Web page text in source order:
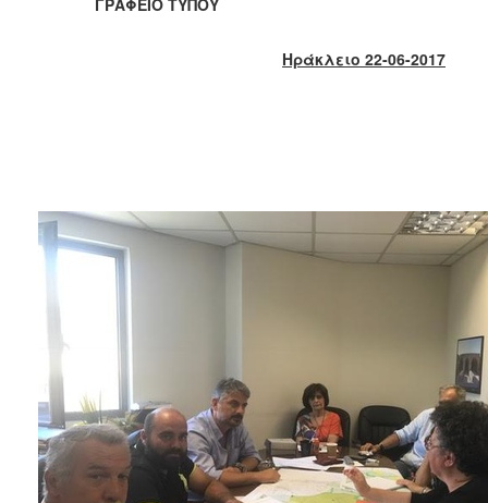
2017
2010
2006
ΔΗΜΟΤΗΣ
ΕΠΙΣΚΕΠΤΗΣ
ΗΡΑΚΛΕΙΟ
Ηράκλειο 22-06-2017